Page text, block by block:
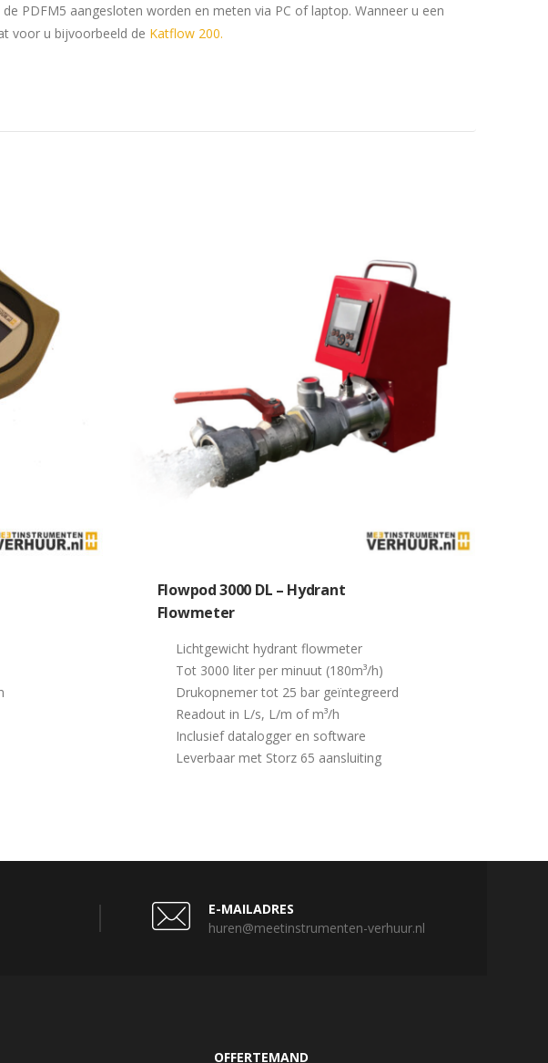
PDFM5 aangesloten worden en meten via PC of laptop. Wanneer u een
voor u bijvoorbeeld de Katflow 200.
Flowpod 3000 DL – Hydrant
Flowmeter
Lichtgewicht hydrant flowmeter
Tot 3000 liter per minuut (180m³/h)
Drukopnemer tot 25 bar geïntegreerd
Readout in L/s, L/m of m³/h
Inclusief datalogger en software
Leverbaar met Storz 65 aansluiting
E-MAILADRES
huren@meetinstrumenten-verhuur.nl
OFFERTEMAND